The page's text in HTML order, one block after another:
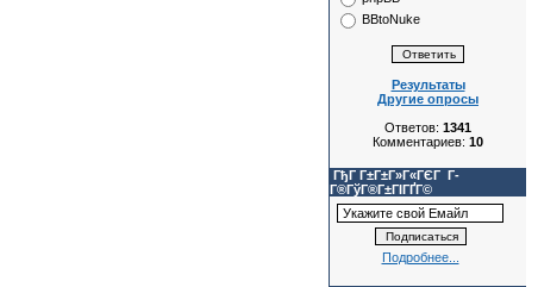
BBtoNuke
Результаты
Другие опросы
Ответов: 1341
Комментариев: 10
ГђГ Г±Г±Г»Г«ГЄГ Г­
Г®ГўГ®Г±ГІГҐГ©
Подробнее...